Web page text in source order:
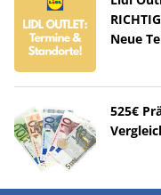
Neue
525€